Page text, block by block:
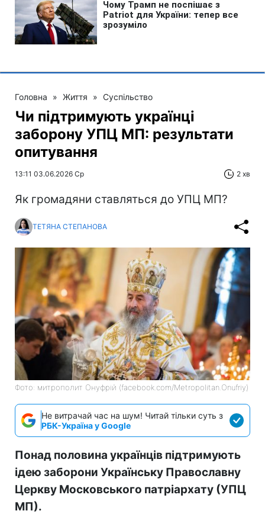
Головна » Життя » Суспільство
Чи підтримують українці
заборону УПЦ МП: результати
опитування
13:11 03.06.2026 Ср 2 хв
Як громадяни ставляться до УПЦ МП?
ТЕТЯНА СТЕПАНОВА
Фото: митрополит Онуфрій (facebook.com/Metropolitan.Onufriy)
Не витрачай час на шум! Читай тільки суть з
РБК-Україна у Google
Понад половина українців підтримують
ідею заборони Українську Православну
Церкву Московського патріархату (УПЦ
МП).